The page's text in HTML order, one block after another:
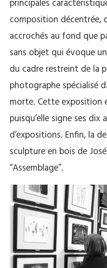
principales
composition décentrée,
accrochés au fond que
sans objet qui évoque
du cadre restreint de la
photographe spécialisé
morte. Cette exposition
puisqu’elle signe ses
d’expositions. Enfin, la
sculpture en bois de
“Assemblage”.